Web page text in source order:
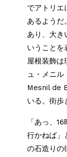
でアトリエ
あるようだ
あり、大き
いうことを
屋根装飾は
ュ・メニ
Mesnil de
いる。街歩
「あっ、
行かねば」
の石造りの